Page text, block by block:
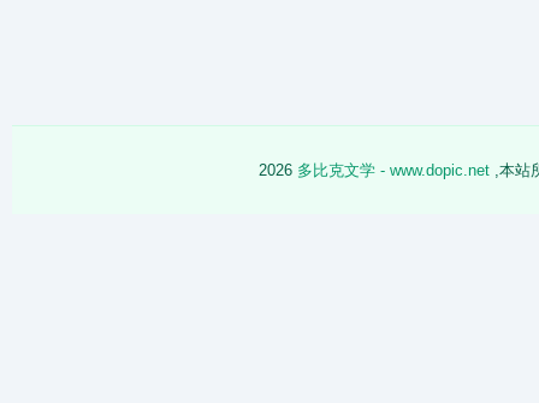
2026 多比克文学 - www.dopic.net ,本站